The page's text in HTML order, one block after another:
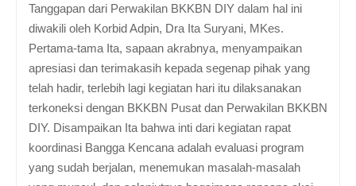
Tanggapan dari Perwakilan BKKBN DIY dalam hal ini
diwakili oleh Korbid Adpin, Dra Ita Suryani, MKes.
Pertama-tama Ita, sapaan akrabnya, menyampaikan
apresiasi dan terimakasih kepada segenap pihak yang
telah hadir, terlebih lagi kegiatan hari itu dilaksanakan
terkoneksi dengan BKKBN Pusat dan Perwakilan BKKBN
DIY. Disampaikan Ita bahwa inti dari kegiatan rapat
koordinasi Bangga Kencana adalah evaluasi program
yang sudah berjalan, menemukan masalah-masalah